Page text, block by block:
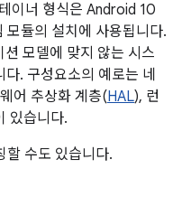
이너 형식은 Android 10
모듈의 설치에 사용됩니다.
모델에 맞지 않는 시스
. 구성요소의 예로는 네
어 추상화 계층(HAL), 런
있습니다.
할 수도 있습니다.